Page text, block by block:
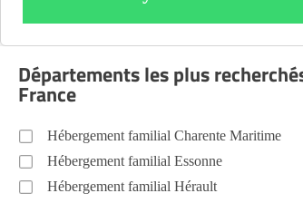
Départements les plus
France
Hébergement familial Charente Maritime
Hébergement familial Essonne
Hébergement familial Hérault